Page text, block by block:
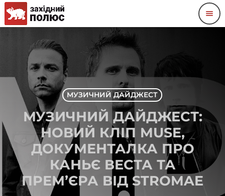
menu
МУЗИЧНИЙ ДАЙДЖЕСТ
МУЗИЧНИЙ ДАЙДЖЕСТ:
НОВИЙ КЛІП MUSE,
ДОКУМЕНТАЛКА ПРО
КАНЬЄ ВЕСТА ТА
ПРЕМ’ЄРА ВІД STROMAE